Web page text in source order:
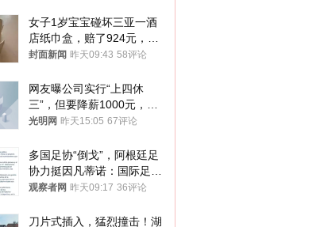
女子1岁宝宝碰坏三亚一酒
店纸巾盒，赔了924元，发
帖吐槽后酒店退还一半的
封面新闻 昨天09:43 58评论
网友曝公司实行“上四休
三”，但要降薪1000元，不
接受只能辞职
光明网 昨天15:05 67评论
多国足协“倒戈”，阿根廷足
协力挺因凡蒂诺：国际足联
今后应继续在其领导下前行
观察者网 昨天09:17 36评论
刀片式插入，猛烈撞击！湖